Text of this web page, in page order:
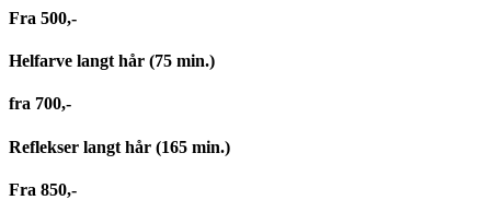
Fra 500,-
Helfarve langt hår (75 min.)
fra 700,-
Reflekser langt hår (165 min.)
Fra 850,-